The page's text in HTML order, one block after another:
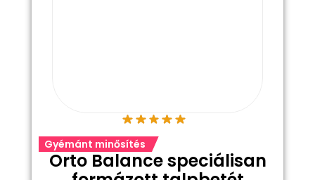
Gyémánt minősítés
Orto Balance speciálisan